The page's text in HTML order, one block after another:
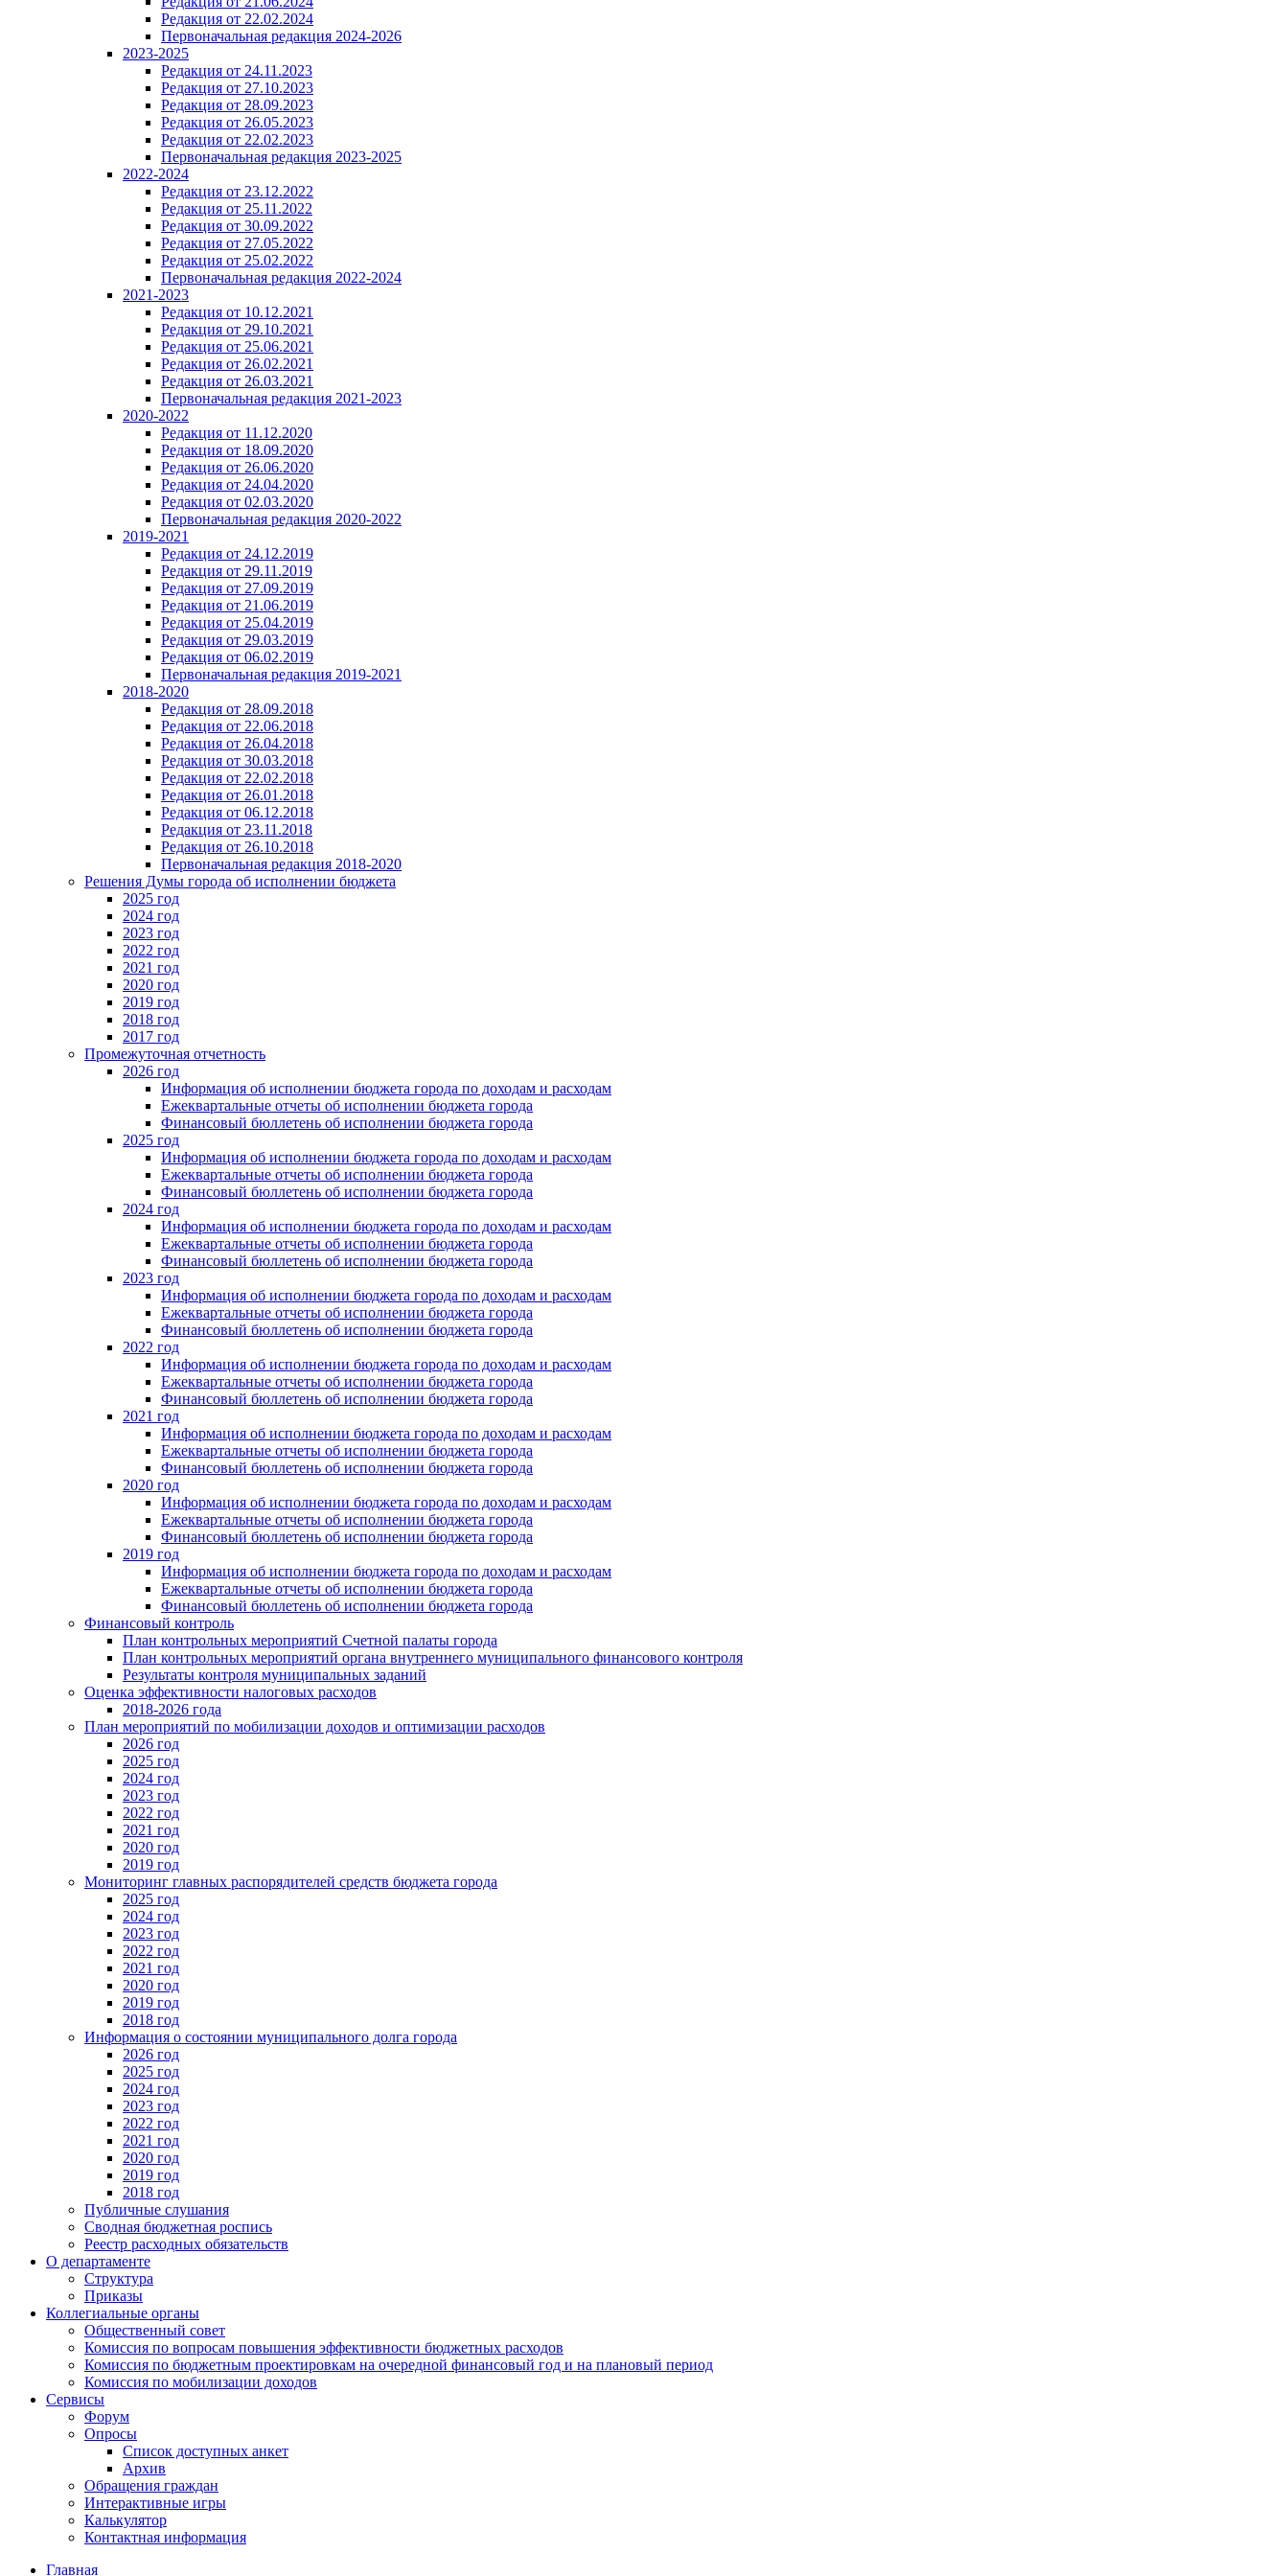
Редакция от 22.02.2024
Первоначальная редакция 2024-2026
2023-2025
Редакция от 24.11.2023
Редакция от 27.10.2023
Редакция от 28.09.2023
Редакция от 26.05.2023
Редакция от 22.02.2023
Первоначальная редакция 2023-2025
2022-2024
Редакция от 23.12.2022
Редакция от 25.11.2022
Редакция от 30.09.2022
Редакция от 27.05.2022
Редакция от 25.02.2022
Первоначальная редакция 2022-2024
2021-2023
Редакция от 10.12.2021
Редакция от 29.10.2021
Редакция от 25.06.2021
Редакция от 26.02.2021
Редакция от 26.03.2021
Первоначальная редакция 2021-2023
2020-2022
Редакция от 11.12.2020
Редакция от 18.09.2020
Редакция от 26.06.2020
Редакция от 24.04.2020
Редакция от 02.03.2020
Первоначальная редакция 2020-2022
2019-2021
Редакция от 24.12.2019
Редакция от 29.11.2019
Редакция от 27.09.2019
Редакция от 21.06.2019
Редакция от 25.04.2019
Редакция от 29.03.2019
Редакция от 06.02.2019
Первоначальная редакция 2019-2021
2018-2020
Редакция от 28.09.2018
Редакция от 22.06.2018
Редакция от 26.04.2018
Редакция от 30.03.2018
Редакция от 22.02.2018
Редакция от 26.01.2018
Редакция от 06.12.2018
Редакция от 23.11.2018
Редакция от 26.10.2018
Первоначальная редакция 2018-2020
Решения Думы города об исполнении бюджета
2025 год
2024 год
2023 год
2022 год
2021 год
2020 год
2019 год
2018 год
2017 год
Промежуточная отчетность
2026 год
Информация об исполнении бюджета города по доходам и расходам
Ежеквартальные отчеты об исполнении бюджета города
Финансовый бюллетень об исполнении бюджета города
2025 год
Информация об исполнении бюджета города по доходам и расходам
Ежеквартальные отчеты об исполнении бюджета города
Финансовый бюллетень об исполнении бюджета города
2024 год
Информация об исполнении бюджета города по доходам и расходам
Ежеквартальные отчеты об исполнении бюджета города
Финансовый бюллетень об исполнении бюджета города
2023 год
Информация об исполнении бюджета города по доходам и расходам
Ежеквартальные отчеты об исполнении бюджета города
Финансовый бюллетень об исполнении бюджета города
2022 год
Информация об исполнении бюджета города по доходам и расходам
Ежеквартальные отчеты об исполнении бюджета города
Финансовый бюллетень об исполнении бюджета города
2021 год
Информация об исполнении бюджета города по доходам и расходам
Ежеквартальные отчеты об исполнении бюджета города
Финансовый бюллетень об исполнении бюджета города
2020 год
Информация об исполнении бюджета города по доходам и расходам
Ежеквартальные отчеты об исполнении бюджета города
Финансовый бюллетень об исполнении бюджета города
2019 год
Информация об исполнении бюджета города по доходам и расходам
Ежеквартальные отчеты об исполнении бюджета города
Финансовый бюллетень об исполнении бюджета города
Финансовый контроль
План контрольных мероприятий Счетной палаты города
План контрольных мероприятий органа внутреннего муниципального финансового контроля
Результаты контроля муниципальных заданий
Оценка эффективности налоговых расходов
2018-2026 года
План мероприятий по мобилизации доходов и оптимизации расходов
2026 год
2025 год
2024 год
2023 год
2022 год
2021 год
2020 год
2019 год
Мониторинг главных распорядителей средств бюджета города
2025 год
2024 год
2023 год
2022 год
2021 год
2020 год
2019 год
2018 год
Информация о состоянии муниципального долга города
2026 год
2025 год
2024 год
2023 год
2022 год
2021 год
2020 год
2019 год
2018 год
Публичные слушания
Сводная бюджетная роспись
Реестр расходных обязательств
О департаменте
Структура
Приказы
Коллегиальные органы
Общественный совет
Комиссия по вопросам повышения эффективности бюджетных расходов
Комиссия по бюджетным проектировкам на очередной финансовый год и на плановый период
Комиссия по мобилизации доходов
Сервисы
Форум
Опросы
Список доступных анкет
Архив
Обращения граждан
Интерактивные игры
Калькулятор
Контактная информация
Главная